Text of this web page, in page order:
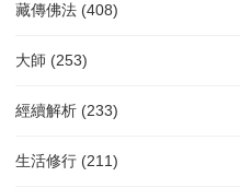
藏傳佛法 (408)
大師 (253)
經續解析 (233)
生活修行 (211)